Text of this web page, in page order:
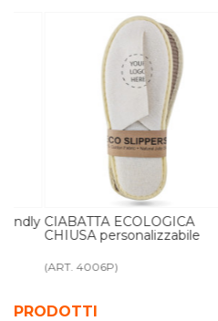
PRODOTTI
CIABATTA ECOLOGICA
CHIUSA personalizzabile
(ART. 4006P)